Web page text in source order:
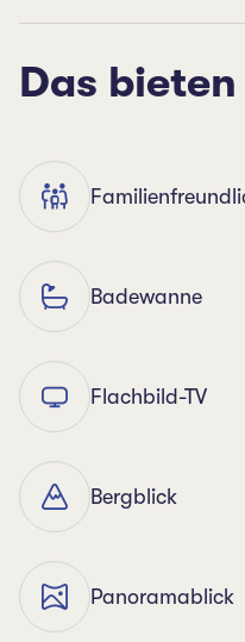
Das
Badewanne
Flachbild-TV
Bergblick
Panoramablick